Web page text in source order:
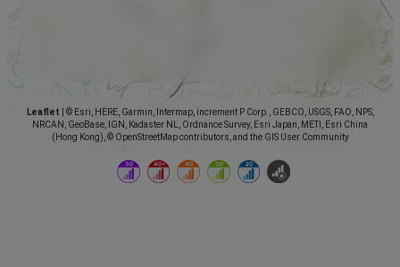
Leaflet
© Esri, HERE, Garmin, Intermap, increment P Corp., GEBCO, USGS, FAO, NPS,
NRCAN, GeoBase, IGN, Kadaster NL, Ordnance Survey, Esri Japan, METI, Esri China
(Hong Kong), © OpenStreetMap contributors, and the GIS User Community